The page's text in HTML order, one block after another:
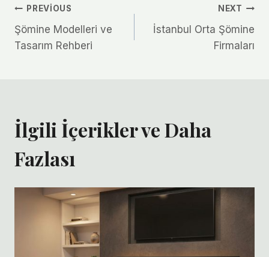
Yazı
gezinmesi
PREVIOUS
Şömine Modelleri ve
Tasarım Rehberi
NEXT
İstanbul Orta Şömine
Firmaları
İlgili İçerikler ve Daha
Fazlası